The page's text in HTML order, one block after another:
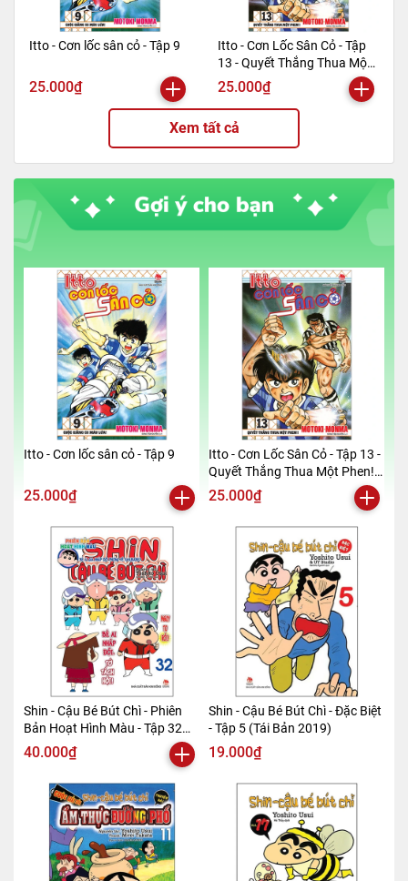
Itto - Cơn lốc sân cỏ - Tập 9
25.000₫
Itto - Cơn Lốc Sân Cỏ - Tập
13 - Quyết Thắng Thua Một
Phen!! (Tái Bản 2024)
25.000₫
Xem tất cả
Itto - Cơn lốc sân cỏ - Tập 9
25.000₫
Itto - Cơn Lốc Sân Cỏ - Tập 13 -
Quyết Thắng Thua Một Phen!!
(Tái Bản 2024)
25.000₫
Shin - Cậu Bé Bút Chì - Phiên
Bản Hoạt Hình Màu - Tập 32
(Tái Bản 2019)
40.000₫
Shin - Cậu Bé Bút Chì - Đặc Biệt
- Tập 5 (Tái Bản 2019)
19.000₫